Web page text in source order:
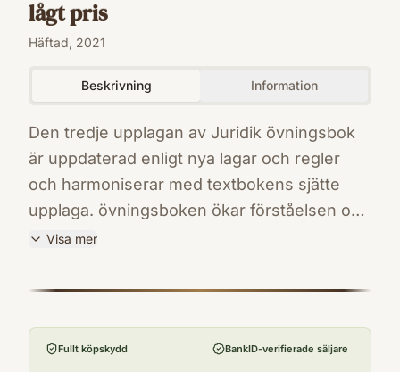
lågt pris
Häftad, 2021
Beskrivning Information
Den tredje upplagan av Juridik övningsbok
är uppdaterad enligt nya lagar och regler
och harmoniserar med textbokens sjätte
upplaga. övningsboken ökar förståelsen och
inlärningen genom praktiska exempel,
hänvisningar till övningsbokens innehåll.
grundläggande principer inom civilrätt,
Visa mer
9789152362419
Sanoma Utbildning
Utgivningsår
Fullt köpskydd BankID-verifierade säljare